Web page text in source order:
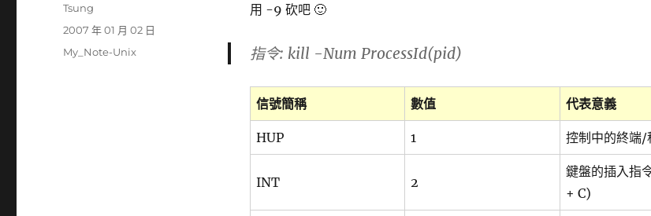
用 -9 砍吧 🙂
指令: kill -Num ProcessId(pid)
信號簡稱 數值 代表意義
HUP 1 控制中的終端/
INT 2
鍵盤的插入指
+ C)
作
Tsung
發
日
2007 年 01 月 02 日
分
My_Note-Unix